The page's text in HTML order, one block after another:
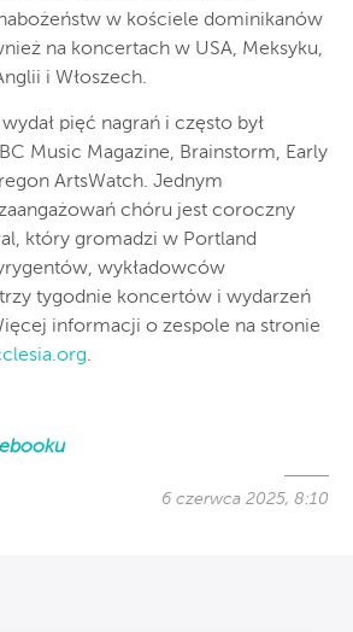
w kościele dominikanów
na koncertach w USA, Meksyku,
i Włoszech.
pięć nagrań i często był
Music Magazine, Brainstorm, Early
ArtsWatch. Jednym
chóru jest coroczny
który gromadzi w Portland
wykładowców
tygodnie koncertów i wydarzeń
informacji o zespole na stronie
.
6 czerwca 2025, 8:10